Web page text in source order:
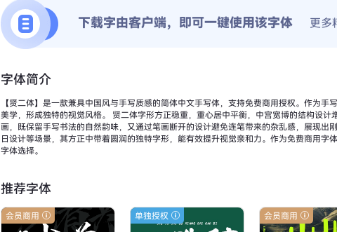
下载字由客户端，即可一键使用该字体 更多
字体简介
【贤二体】是一款兼具中国风与手写质感的简体中文手写体，支持免费商用授权。作为
美学，形成独特的视觉风格。 贤二体字形方正稳重，重心居中平衡，中宫宽博的结构设计增强了字体的包容性与可读性。笔型采用圆润处理，粗重均匀的线条配合圆头笔
画，既保留手写书法的自然韵味，又通过笔画断开的设计避免连笔带来的杂乱感，展现出刚柔并济的视觉张力。 贤二体适合应用于书法作
日设计等场景，其方正中带着圆润的独特字形，能有效提升视觉亲和力。作为免费商用
字体选择。
推荐字体
会员商用 单独授权 会员商用